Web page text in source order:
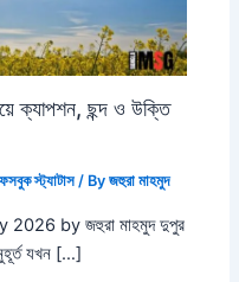
ক্যাপশন, ছন্দ ও উক্তি
স্ট্যাটাস/ Byজহুরা মাহমুদ
by জহুরা মাহমুদ দুপুর
যখন […]